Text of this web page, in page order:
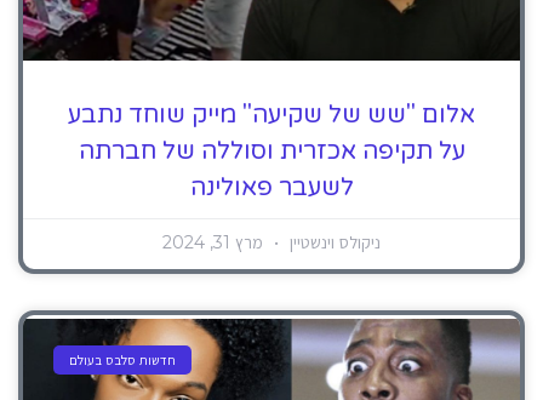
אלום "שש של שקיעה" מייק שוחד נתבע
על תקיפה אכזרית וסוללה של חברתה
לשעבר פאולינה
ניקולס וינשטיין מרץ 31, 2024
חדשות סלבס בעולם